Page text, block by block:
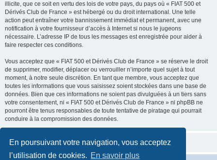
En poursuivant votre navigation, vous acceptez
l’utilisation de cookies. En savoir plus
illicite, que ce soit en vertu des lois de votre pays, du pays où « FIAT 500 et
Dérivés Club de France » est hébergé ou du droit international. Une telle
action peut entraîner votre bannissement immédiat et permanent, avec une
notification à votre fournisseur d’accès à Internet si nous le jugeons
nécessaire. L’adresse IP de tous les messages est enregistrée pour aider à
faire respecter ces conditions.
Vous acceptez que « FIAT 500 et Dérivés Club de France » se réserve le droit
de supprimer, modifier, déplacer ou verrouiller n’importe quel sujet à tout
moment, à notre seule discrétion. En tant que membre, vous acceptez que
toutes les informations que vous saisissez soient stockées dans une base de
données. Bien que ces informations ne soient pas divulguées à un tiers sans
votre consentement, ni « FIAT 500 et Dérivés Club de France » ni phpBB ne
pourront être tenus responsables de toute tentative de piratage qui pourrait
conduire à la compromission des données.